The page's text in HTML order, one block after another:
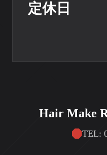
定休日
Hair Make
TEL: